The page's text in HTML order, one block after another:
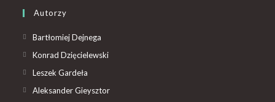
Autorzy
Bartłomiej Dejnega
Konrad Dzięcielewski
Leszek Gardeła
Aleksander Gieysztor